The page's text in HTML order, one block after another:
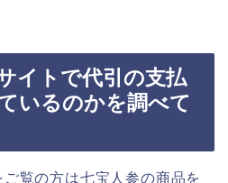
イトで代引の支払
いるのかを調べて
覧の方は七宝人参の商品を